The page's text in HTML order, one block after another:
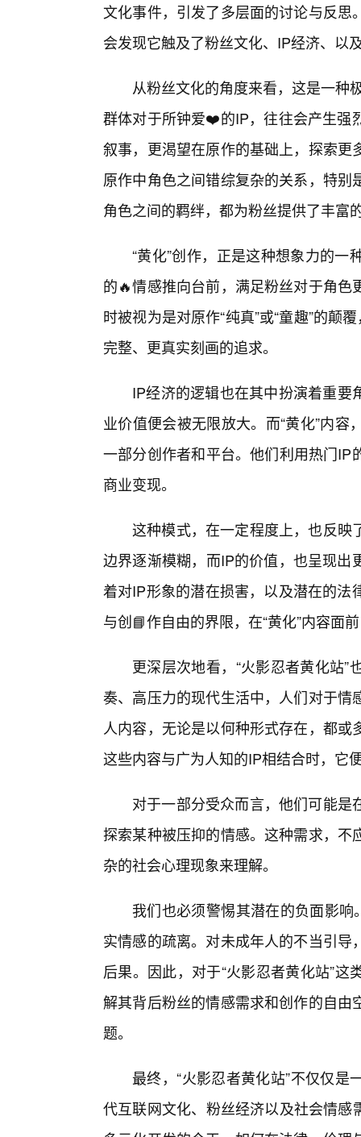
文化事件，引发了多层面的讨论与反
会发现它触及了粉丝文化、IP经济、以
从粉丝文化的角度来看，这是一种
群体对于所钟爱❤️的IP，往往会产生强
叙事，更渴望在原作的基础上，探索
原作中角色之间错综复杂的关系，特
角色之间的羁绊，都为粉丝提供了丰富
“黄化”创作，正是这种想象力的
的🔥情感推向台前，满足粉丝对于角
时被视为是对原作“纯真”或“童趣”的颠
完整、更真实刻画的追求。
IP经济的逻辑也在其中扮演着重
业价值便会被无限放大。而“黄化”内
一部分创作者和平台。他们利用热门
商业变现。
这种模式，在一定程度上，也反映
边界逐渐模糊，而IP的价值，也呈现
着对IP形象的潜在损害，以及潜在的
与创📘作自由的界限，在“黄化”内容面
更深层次地看，“火影忍者黄化站
奏、高压力的现代生活中，人们对于
人内容，无论是以何种形式存在，都
这些内容与广为人知的IP相结合时，它
对于一部分受众而言，他们可能
探索某种被压抑的情感。这种需求，
杂的社会心理现象来理解。
我们也必须警惕其潜在的负面影响
实情感的疏离。对未成年人的不当引
后果。因此，对于“火影忍者黄化站”
解其背后粉丝的情感需求和创作的自
题。
最终，“火影忍者黄化站”不仅仅
代互联网文化、粉丝经济以及社会情